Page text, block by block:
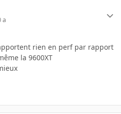
a
rien en perf par rapport
la 9600XT